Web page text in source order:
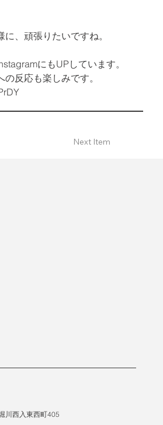
、頑張りたいですね。
にもUPしています。
反応も楽しみです。
Next Item
川西入東西町405